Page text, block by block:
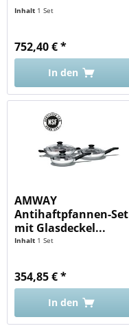
Inhalt 1 Set
752,40 € *
In den
AMWAY
Antihaftpfannen-Set
mit Glasdeckel...
Inhalt 1 Set
354,85 € *
In den